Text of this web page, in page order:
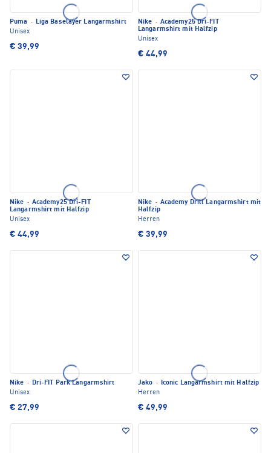
Puma · Liga Baselayer Langarmshirt
Unisex
€ 39,99
Nike · Academy25 Dri-FIT
Langarmshirt mit Halfzip
Unisex
€ 44,99
Nike · Academy25 Dri-FIT
Langarmshirt mit Halfzip
Unisex
€ 44,99
Nike · Academy Drill Langarmshirt mit
Halfzip
Herren
€ 39,99
Nike · Dri-FIT Park Langarmshirt
Unisex
€ 27,99
Jako · Iconic Langarmshirt mit Halfzip
Herren
€ 49,99